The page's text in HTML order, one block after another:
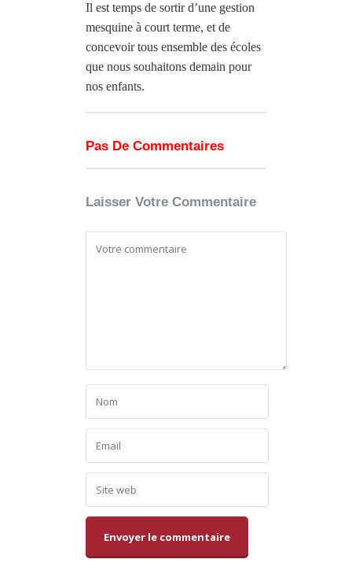
Il est temps de sortir d’une gestion
mesquine à court terme, et de
concevoir tous ensemble des écoles
que nous souhaitons demain pour
nos enfants.
Pas De Commentaires
Laisser Votre Commentaire